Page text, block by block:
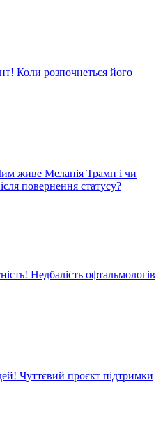
Коли розпочнеться його
живе Меланія Трамп і чи
повернення статусу?
Недбалість офтальмологів
Чуттєвий проєкт підтримки